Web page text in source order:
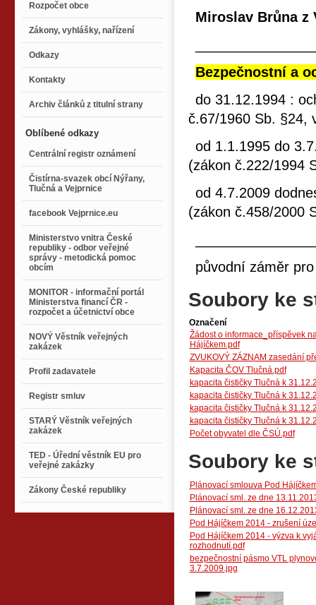
Rozpočet obce
Zákony, vyhlášky, nařízení
Odkazy
Kontakty
Archiv článků z titulní strany
Oblíbené odkazy
Centrální registr oznámení
Čistírna-svazek obcí Nýřany,
Tlučná a Vejprnice
facebook Vejprnice.eu
Ministerstvo vnitra České
republiky - odbor veřejné
správy - metodická pomoc
obcím
MONITOR - informační portál
Ministerstva financí ČR -
rozpočet a účetnictví obce
NOVÝ Věstník veřejných
zakázek
Profil zadavatele
Registr smluv
STARÝ Věstník veřejných
zakázek
TED - Úřední věstník EU pro
veřejné zakázky
Zákony České republiky
Miroslav Brůna z
Bezpečnostní a
do 31.12.1994 :
č.67/1960 Sb. §24,
od 1.1.1995 do
(zákon č.222/1994
od 4.7.2009
(zákon č.458/2000
původní záměr
Soubory ke
Označení
Žádost o informace_příspěvek
Hájíčkem.pdf
ZVUKOVÝ ZÁZNAM zasedání
Kapacita ČOV Tlučná.pdf
kapacita čističky Tlučná k
kapacita čističky Tlučná k
kapacita čističky Tlučná k
kapacita čističky Tlučná k
Počet obyvatel dle ČSÚ.pdf
Soubory ke
Plánovací smlouva Pod
Plánovací sml. ze dne
Plánovací sml. ze dne
Pod Hájíčkem 2014 - zrušení
Pod Hájíčkem 2014 - výzva k
rozhodnutí.pdf
bezpečnostní pásmo VTL
3.7.2009.jpg